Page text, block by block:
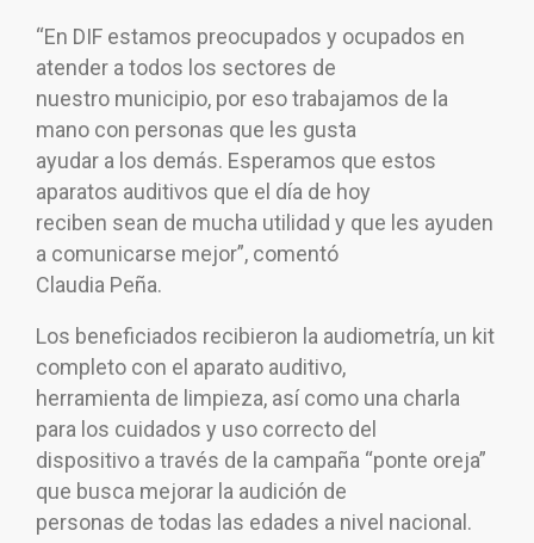
“En DIF estamos preocupados y ocupados en
atender a todos los sectores de
nuestro municipio, por eso trabajamos de la
mano con personas que les gusta
ayudar a los demás. Esperamos que estos
aparatos auditivos que el día de hoy
reciben sean de mucha utilidad y que les ayuden
a comunicarse mejor”, comentó
Claudia Peña.
Los beneficiados recibieron la audiometría, un kit
completo con el aparato auditivo,
herramienta de limpieza, así como una charla
para los cuidados y uso correcto del
dispositivo a través de la campaña “ponte oreja”
que busca mejorar la audición de
personas de todas las edades a nivel nacional.